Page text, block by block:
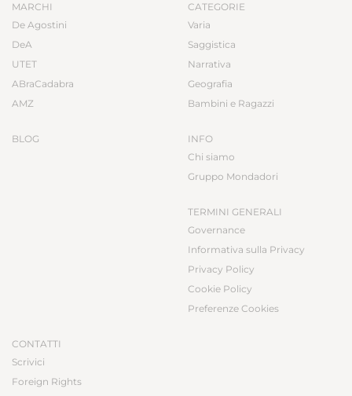
MARCHI
De Agostini
DeA
UTET
ABraCadabra
AMZ
BLOG
CATEGORIE
Varia
Saggistica
Narrativa
Geografia
Bambini e Ragazzi
INFO
Chi siamo
Gruppo Mondadori
TERMINI GENERALI
Governance
Informativa sulla Privacy
Privacy Policy
Cookie Policy
Preferenze Cookies
CONTATTI
Scrivici
Foreign Rights